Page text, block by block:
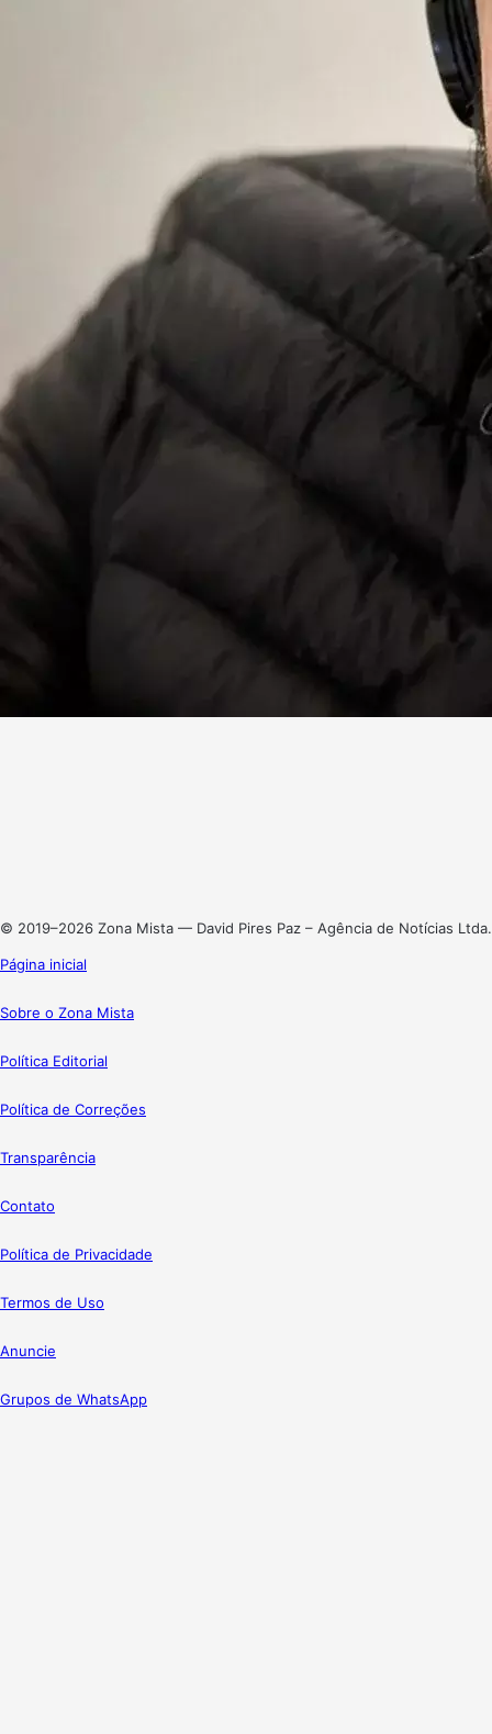
© 2019–2026 Zona Mista — David Pires Paz – Agência de Notícias Ltda.
Página inicial
Sobre o Zona Mista
Política Editorial
Política de Correções
Transparência
Contato
Política de Privacidade
Termos de Uso
Anuncie
Grupos de WhatsApp